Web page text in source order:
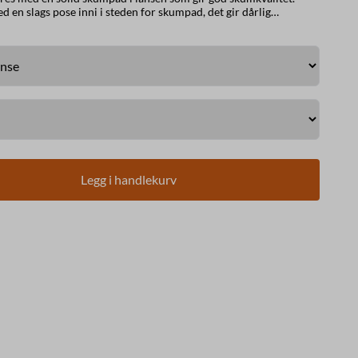
en slags pose inni i steden for skumpad, det gir dårlig
Legg i handlekurv